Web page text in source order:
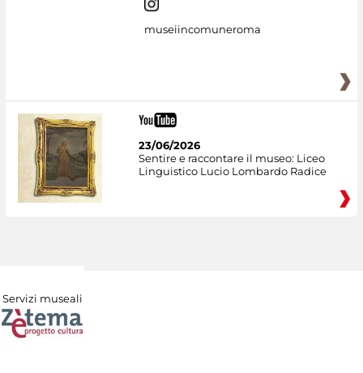
museiincomuneroma
23/06/2026
Sentire e raccontare il museo: Liceo
Linguistico Lucio Lombardo Radice
Servizi museali